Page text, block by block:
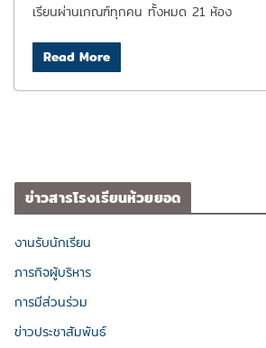
เรียนผ่านเกณฑ์ทุกคน ทั้งหมด 21 ห้อง
Read More
ข่าวสารโรงเรียนห้วยยอด
งานรับนักเรียน
ภารกิจผู้บริหาร
การมีส่วนร่วม
ข่าวประชาสัมพันธ์